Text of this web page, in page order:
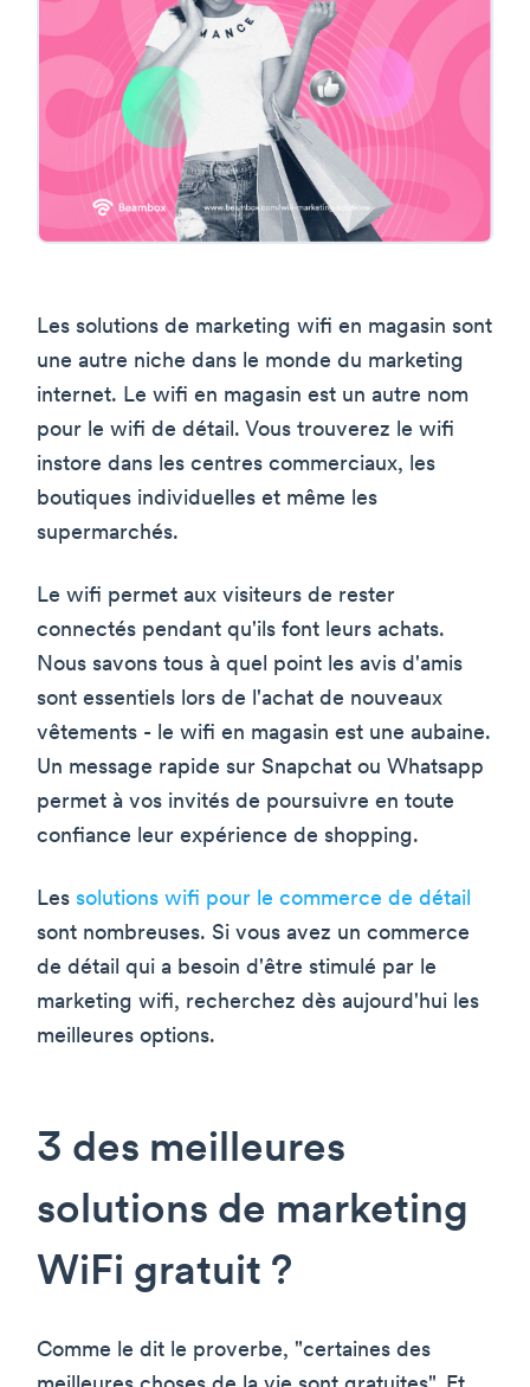
Les solutions de marketing wifi en magasin sont
une autre niche dans le monde du marketing
internet. Le wifi en magasin est un autre nom
pour le wifi de détail. Vous trouverez le wifi
instore dans les centres commerciaux, les
boutiques individuelles et même les
supermarchés.
Le wifi permet aux visiteurs de rester
connectés pendant qu'ils font leurs achats.
Nous savons tous à quel point les avis d'amis
sont essentiels lors de l'achat de nouveaux
vêtements - le wifi en magasin est une aubaine.
Un message rapide sur Snapchat ou Whatsapp
permet à vos invités de poursuivre en toute
confiance leur expérience de shopping.
Les solutions wifi pour le commerce de détail
sont nombreuses. Si vous avez un commerce
de détail qui a besoin d'être stimulé par le
marketing wifi, recherchez dès aujourd'hui les
meilleures options.
3 des meilleures
solutions de marketing
WiFi gratuit ?
Comme le dit le proverbe, "certaines des